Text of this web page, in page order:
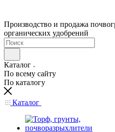
Производство и продажа
органических удобрений
Каталог
По всему сайту
По каталогу
Каталог